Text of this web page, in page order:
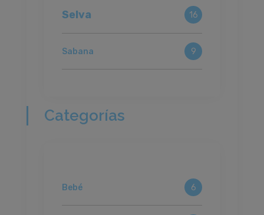
Selva 16
Sabana 9
Categorías
Bebé 6